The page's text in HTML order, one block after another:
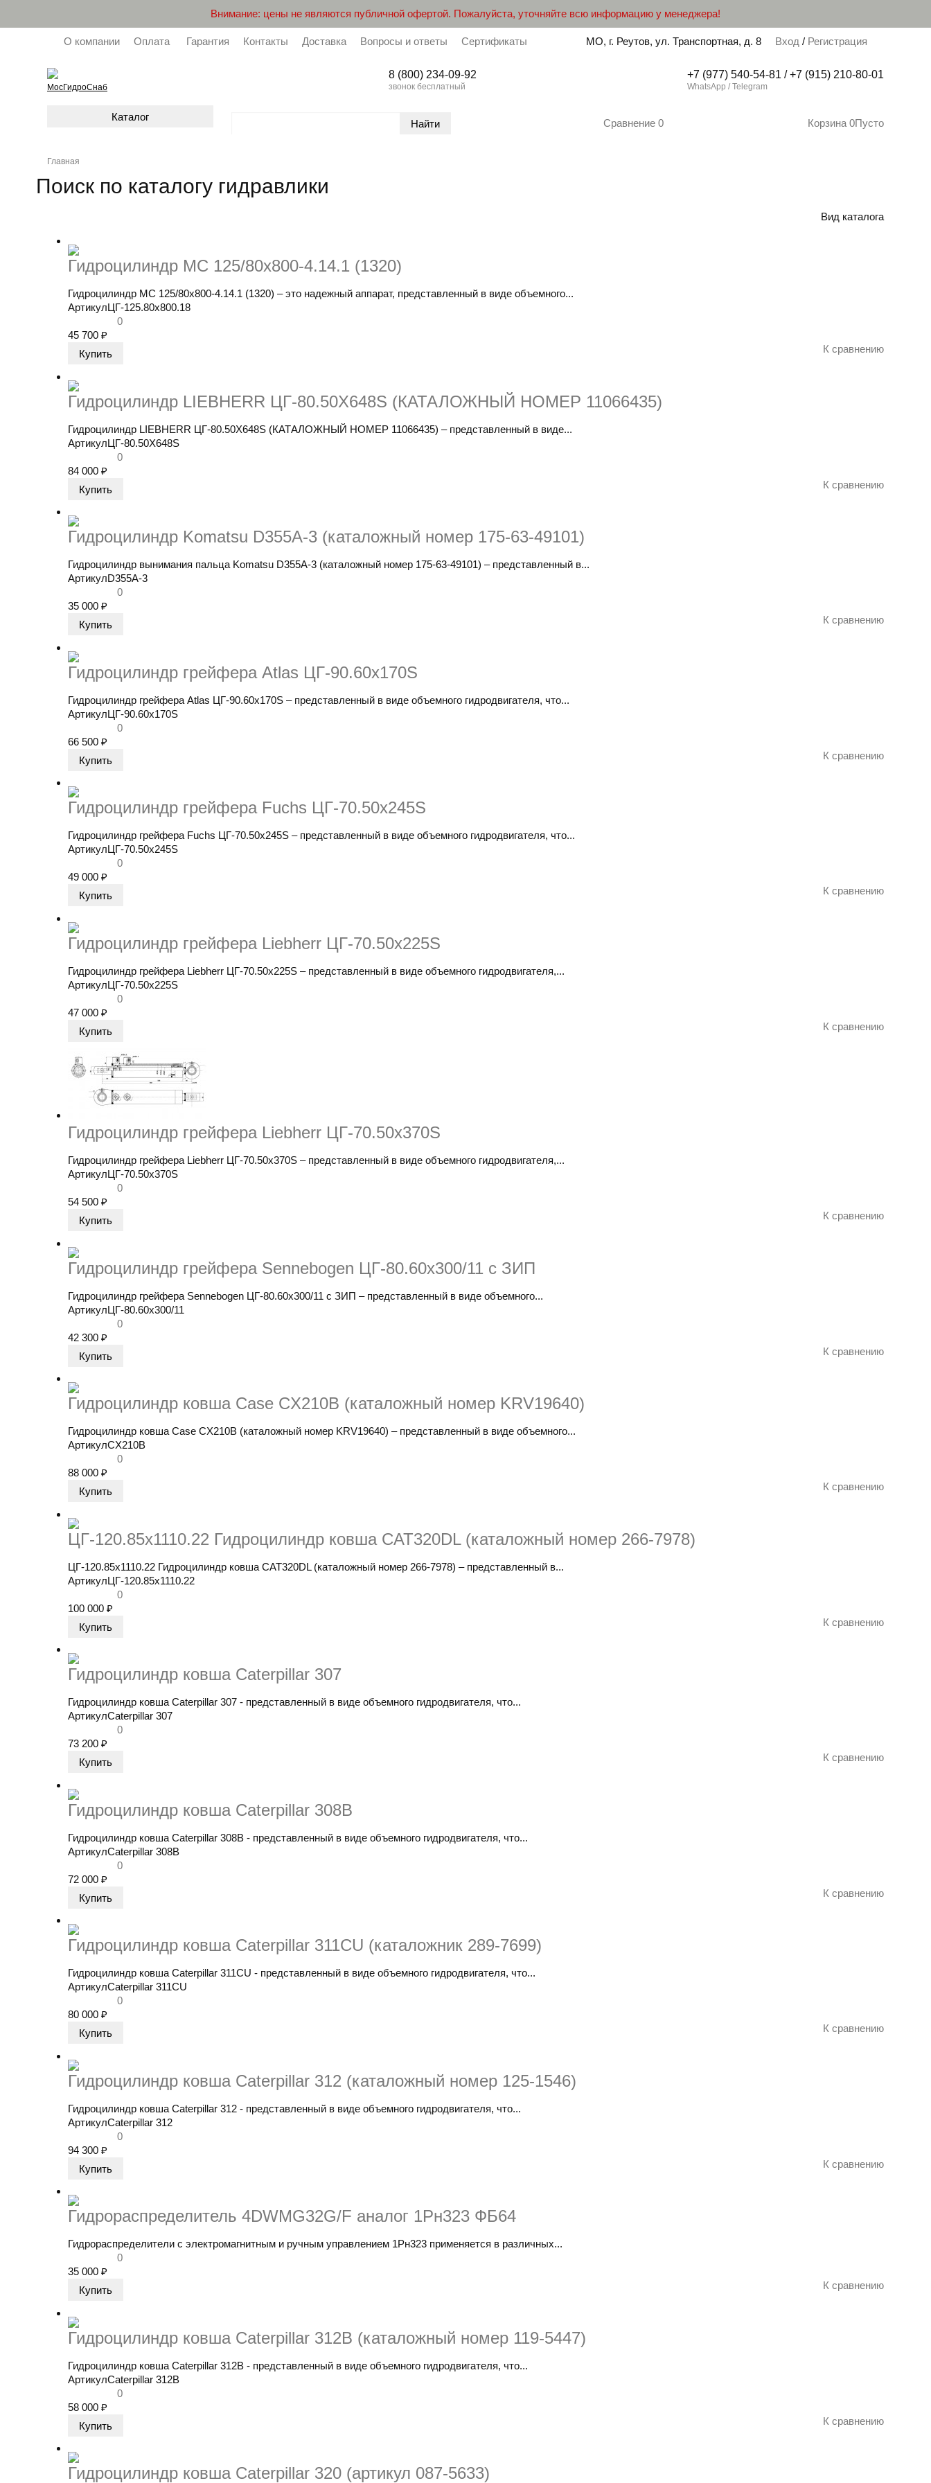
Внимание: цены не являются публичной офертой. Пожалуйста, уточняйте всю информацию у менеджера!
О компании Оплата Гарантия Контакты Доставка Вопросы и ответы Сертификаты МО, г. Реутов, ул. Транспортная, д. 8 Вход / Регистрация
МосГидроСнаб
8 (800) 234-09-92
звонок бесплатный
+7 (977) 540-54-81 / +7 (915) 210-80-01
WhatsApp / Telegram
Каталог
Сравнение 0 Корзина 0Пусто
Главная
Поиск по каталогу гидравлики
Вид каталога
Гидроцилиндр МС 125/80х800-4.14.1 (1320)
Гидроцилиндр МС 125/80х800-4.14.1 (1320) – это надежный аппарат, представленный в виде объемного...
АртикулЦГ-125.80х800.18
0
45 700 ₽
К сравнению
Гидроцилиндр LIEBHERR ЦГ-80.50Х648S (КАТАЛОЖНЫЙ НОМЕР 11066435)
​Гидроцилиндр LIEBHERR ЦГ-80.50Х648S (КАТАЛОЖНЫЙ НОМЕР 11066435) – представленный в виде...
АртикулЦГ-80.50Х648S
0
84 000 ₽
К сравнению
Гидроцилиндр Komatsu D355A-3 (каталожный номер 175-63-49101)
Гидроцилиндр вынимания пальца Komatsu D355A-3 (каталожный номер 175-63-49101) – представленный в...
АртикулD355A-3
0
35 000 ₽
К сравнению
Гидроцилиндр грейфера Atlas ЦГ-90.60х170S
Гидроцилиндр грейфера Atlas ЦГ-90.60х170S – представленный в виде объемного гидродвигателя, что...
АртикулЦГ-90.60х170S
0
66 500 ₽
К сравнению
Гидроцилиндр грейфера Fuchs ЦГ-70.50x245S
Гидроцилиндр грейфера Fuchs ЦГ-70.50x245S​ – представленный в виде объемного гидродвигателя, что...
АртикулЦГ-70.50x245S
0
49 000 ₽
К сравнению
Гидроцилиндр грейфера Liebherr ЦГ-70.50х225S
Гидроцилиндр грейфера Liebherr ЦГ-70.50х225S​ – представленный в виде объемного гидродвигателя,...
АртикулЦГ-70.50х225S
0
47 000 ₽
К сравнению
Гидроцилиндр грейфера Liebherr ЦГ-70.50х370S
Гидроцилиндр грейфера Liebherr ЦГ-70.50х370S​ – представленный в виде объемного гидродвигателя,...
АртикулЦГ-70.50х370S
0
54 500 ₽
К сравнению
Гидроцилиндр грейфера Sennebogen ЦГ-80.60х300/11 с ЗИП
Гидроцилиндр грейфера Sennebogen ЦГ-80.60х300/11 с ЗИП​ – представленный в виде объемного...
АртикулЦГ-80.60х300/11
0
42 300 ₽
К сравнению
Гидроцилиндр ковша Case CX210B (каталожный номер KRV19640)
Гидроцилиндр ковша Case CX210B (каталожный номер KRV19640)​ – представленный в виде объемного...
АртикулCX210B
0
88 000 ₽
К сравнению
ЦГ-120.85х1110.22 Гидроцилиндр ковша CAT320DL (каталожный номер 266-7978)
ЦГ-120.85х1110.22 Гидроцилиндр ковша CAT320DL (каталожный номер 266-7978)​ – представленный в...
АртикулЦГ-120.85х1110.22
0
100 000 ₽
К сравнению
Гидроцилиндр ковша Caterpillar 307
Гидроцилиндр ковша Caterpillar 307​ - представленный в виде объемного гидродвигателя, что...
АртикулCaterpillar 307
0
73 200 ₽
К сравнению
Гидроцилиндр ковша Caterpillar 308B
Гидроцилиндр ковша Caterpillar 308B​ - представленный в виде объемного гидродвигателя, что...
АртикулCaterpillar 308В
0
72 000 ₽
К сравнению
Гидроцилиндр ковша Caterpillar 311CU (каталожник 289-7699)
Гидроцилиндр ковша Caterpillar 311CU - представленный в виде объемного гидродвигателя, что...
АртикулCaterpillar 311CU
0
80 000 ₽
К сравнению
Гидроцилиндр ковша Caterpillar 312 (каталожный номер 125-1546)
Гидроцилиндр ковша Caterpillar 312 - представленный в виде объемного гидродвигателя, что...
АртикулCaterpillar 312
0
94 300 ₽
К сравнению
Гидрораспределитель 4DWMG32G/F аналог 1Рн323 ФБ64
Гидрораспределители с электромагнитным и ручным управлением 1Рн323 применяется в различных...
0
35 000 ₽
К сравнению
Гидроцилиндр ковша Caterpillar 312B (каталожный номер 119-5447)
Гидроцилиндр ковша Caterpillar 312В - представленный в виде объемного гидродвигателя, что...
АртикулCaterpillar 312В
0
58 000 ₽
К сравнению
Гидроцилиндр ковша Caterpillar 320 (артикул 087-5633)